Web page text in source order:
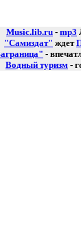
Music.lib.ru - mp3
"Самиздат" ждет
-
Водный туризм -